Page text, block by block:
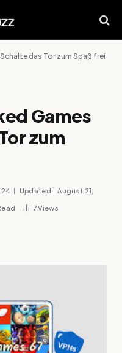
das Tor zum Spaß frei
Games
zum
Updated: August 21,
7Views